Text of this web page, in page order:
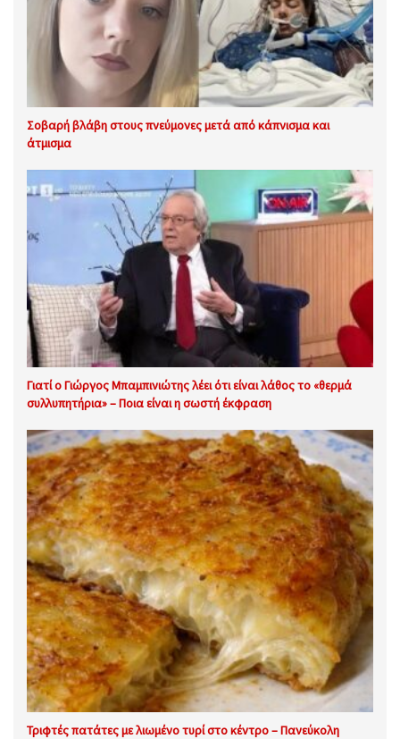
Σοβαρή βλάβη στους πνεύμονες μετά από κάπνισμα και
άτμισμα
Γιατί ο Γιώργος Μπαμπινιώτης λέει ότι είναι λάθος το «θερμά
συλλυπητήρια» – Ποια είναι η σωστή έκφραση
Τριφτές πατάτες με λιωμένο τυρί στο κέντρο – Πανεύκολη